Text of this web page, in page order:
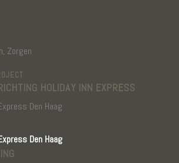
Zorgen
HOLIDAY INN EXPRESS
Den Haag
Den Haag